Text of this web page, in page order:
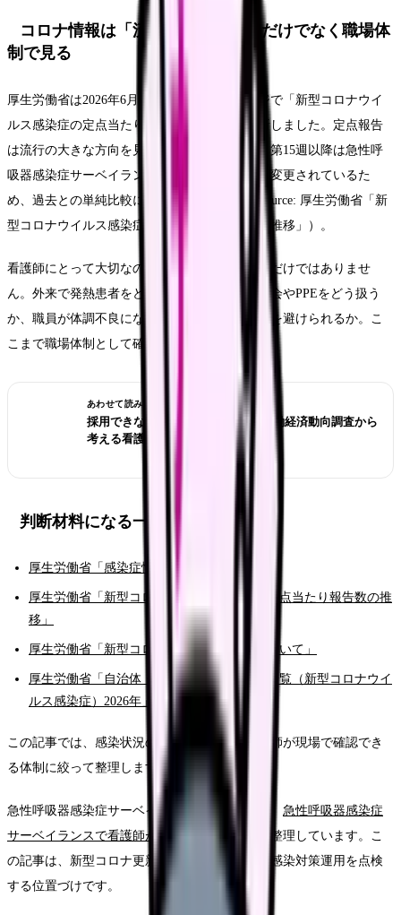
コロナ情報は「流行しているか」だけでなく職場体
制で見る
厚生労働省は2026年6月5日、感染症情報ページで「新型コロナウイ
ルス感染症の定点当たり報告数の推移」を更新しました。定点報告
は流行の大きな方向を見る資料ですが、2025年第15週以降は急性呼
吸器感染症サーベイランス開始に伴い定点数が変更されているた
め、過去との単純比較には注意が必要です（Source: 厚生労働省「新
型コロナウイルス感染症の定点当たり報告数の推移」）。
看護師にとって大切なのは、数字を眺めることだけではありませ
ん。外来で発熱患者をどう分けるか、病棟で面会やPPEをどう扱う
か、職員が体調不良になったときに無理な出勤を避けられるか。こ
こまで職場体制として確認することです。
あわせて読みたい
採用できない職場を見抜くには？労働経済動向調査から
考える看護師の面接質問
判断材料になる一次情報
厚生労働省「感染症情報」
厚生労働省「新型コロナウイルス感染症の定点当たり報告数の推
移」
厚生労働省「新型コロナウイルス感染症について」
厚生労働省「自治体・医療機関向けの情報一覧（新型コロナウイ
ルス感染症）2026年」
この記事では、感染状況の予測ではなく、看護師が現場で確認でき
る体制に絞って整理します。
急性呼吸器感染症サーベイランス全体の見方は、 急性呼吸器感染症
サーベイランスで看護師が確認したいこと
でも整理しています。こ
の記事は、新型コロナ更新をきっかけに職場の感染対策運用を点検
する位置づけです。